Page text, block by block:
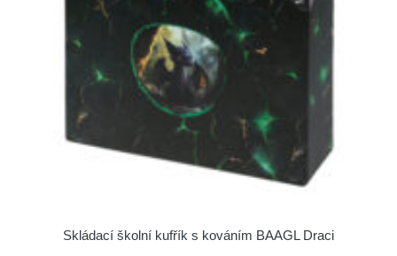
Skládací školní kufřík s kováním BAAGL Draci